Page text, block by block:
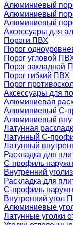
Алюминиевый
Алюминиевый
Алюминиевый
Аксессуары для
Пороги ПВХ
Порог
Порог угловой
Порог закладной
Порог гибкий ПВХ
Порог
Аксессуары для
Алюминиевая
Алюминиевый С-
Алюминиевый
Латунная
Латунный С-
Латунный
Раскладка для
С-профиль
Внутренний
Раскладка для
С-профиль
Внутренний угол
Алюминиевые
Латунные уголки